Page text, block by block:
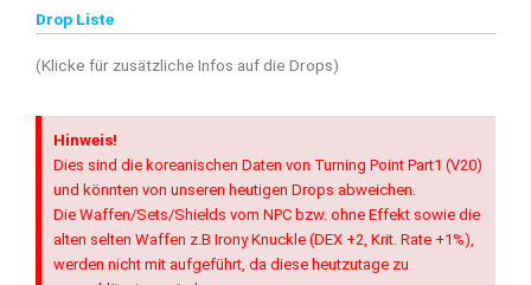
Drop Liste
(Klicke für zusätzliche Infos auf die Drops)
Hinweis!
Dies sind die koreanischen Daten von Turning Point Part1 (V20)
und könnten von unseren heutigen Drops abweichen.
Die Waffen/Sets/Shields vom NPC bzw. ohne Effekt sowie die
alten selten Waffen z.B Irony Knuckle (DEX +2, Krit. Rate +1%),
werden nicht mit aufgeführt, da diese heutzutage zu